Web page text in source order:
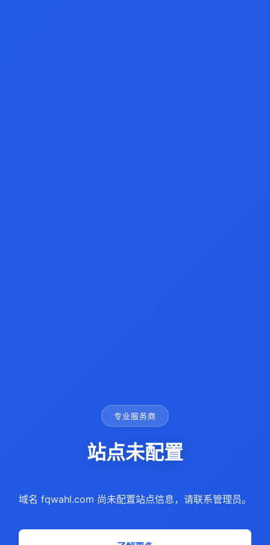
专业服务商
站点未配置
域名 fqwahl.com 尚未配置站点信息，请联系管理员。